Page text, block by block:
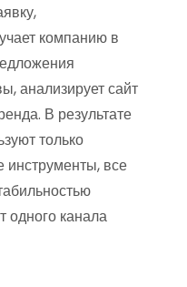
компанию в
анализирует сайт
В результате
только
инструменты, все
одного канала